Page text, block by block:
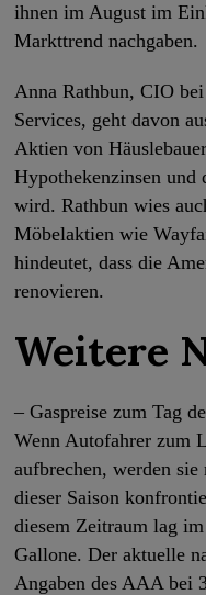
ihnen im August im
Markttrend nachgaben.
Anna Rathbun, CIO
Services, geht davon
Aktien von
Hypothekenzinsen und
wird. Rathbun wies
Möbelaktien wie
hindeutet, dass die
renovieren.
Weitere
– Gaspreise zum Tag
Wenn Autofahrer zum
aufbrechen, werden
dieser Saison
diesem Zeitraum lag
Gallone. Der aktuelle
Angaben des AAA bei